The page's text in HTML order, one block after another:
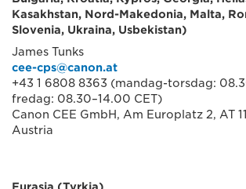
Kasakhstan, Nord-Makedonia, Malta,
Slovenia, Ukraina, Usbekistan)
James Tunks
cee-cps@canon.at
+43 1 6808 8363 (mandag-torsdag:
fredag: 08.30–14.00 CET)
Canon CEE GmbH, Am Europlatz 2, AT
Austria